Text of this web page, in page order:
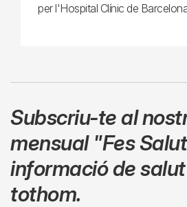
per l'Hospital Clínic de
Subscriu-te al
mensual "Fes
informació de
tothom.